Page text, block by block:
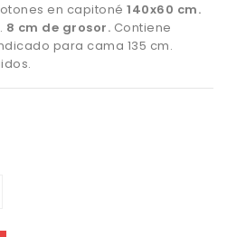
en capitoné 140x60 cm.
8 cm de grosor. Contiene
para cama 135 cm.